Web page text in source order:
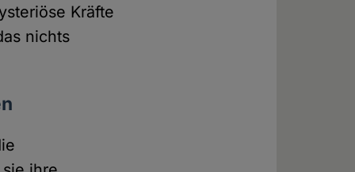
Kräfte
nichts